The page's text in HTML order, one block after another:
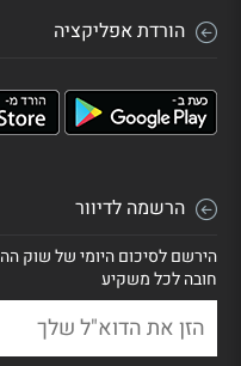
הורדת אפליקציה
הרשמה לדיוור
הירשם לסיכום היומי של שוק
חובה לכל משקיע